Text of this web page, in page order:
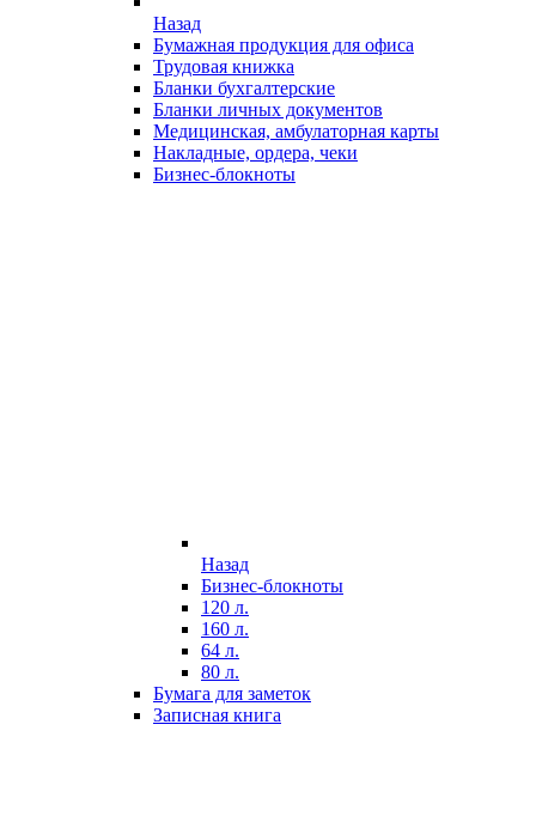
Назад
Бумажная продукция для офиса
Трудовая книжка
Бланки бухгалтерские
Бланки личных документов
Медицинская, амбулаторная карты
Накладные, ордера, чеки
Бизнес-блокноты
Назад
Бизнес-блокноты
120 л.
160 л.
64 л.
80 л.
Бумага для заметок
Записная книга